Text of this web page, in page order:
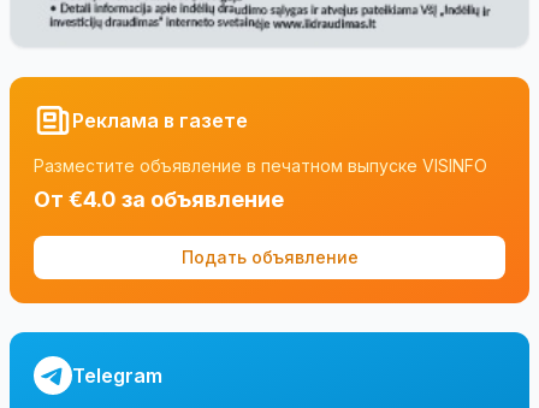
Реклама в газете
Разместите объявление в печатном выпуске VISINFO
От €4.0 за объявление
Подать объявление
Telegram